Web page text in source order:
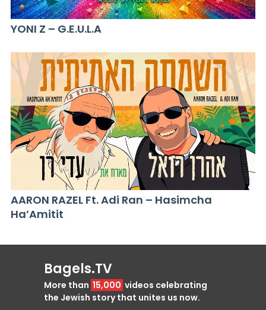
YONI Z – G.E.U.L.A
AARON RAZEL Ft. Adi Ran – Hasimcha
Ha’Amitit
Bagels.TV
More than 15,000 videos celebrating
the Jewish story that unites us now.